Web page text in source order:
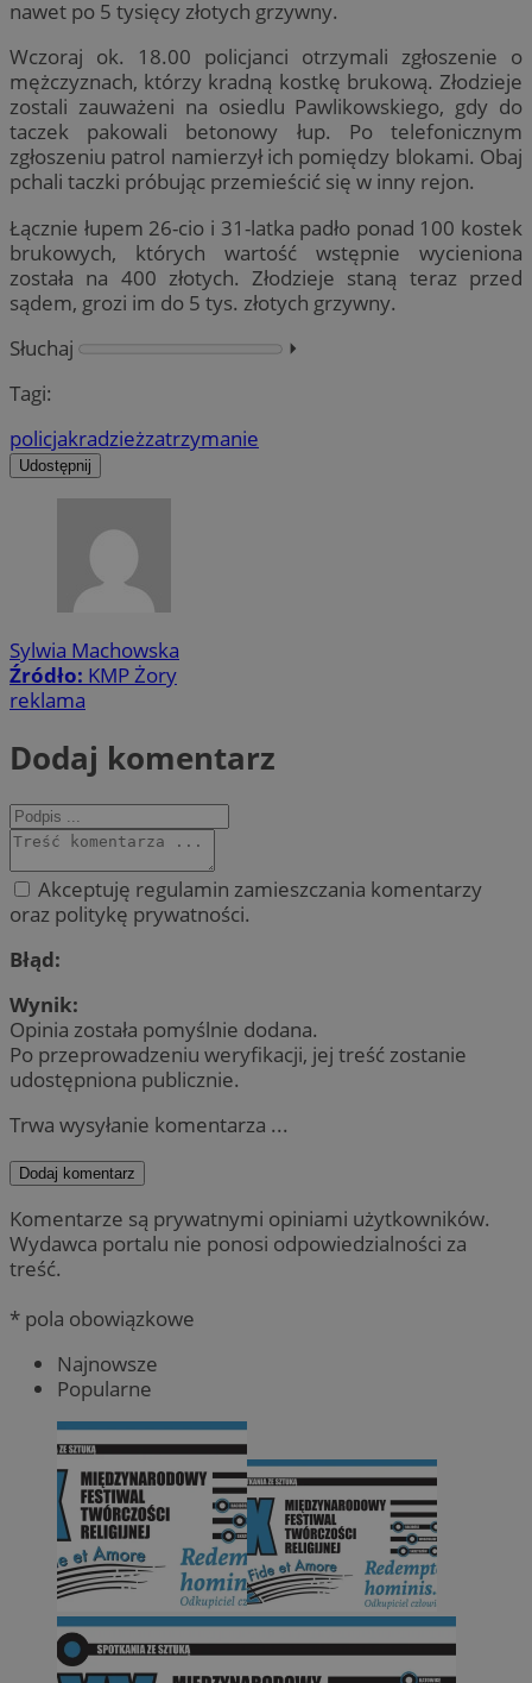
nawet po 5 tysięcy złotych grzywny.
Wczoraj ok. 18.00 policjanci otrzymali zgłoszenie o
mężczyznach, którzy kradną kostkę brukową. Złodzieje
zostali zauważeni na osiedlu Pawlikowskiego, gdy do
taczek pakowali betonowy łup. Po telefonicznym
zgłoszeniu patrol namierzył ich pomiędzy blokami. Obaj
pchali taczki próbując przemieścić się w inny rejon.
Łącznie łupem 26-cio i 31-latka padło ponad 100 kostek
brukowych, których wartość wstępnie wycieniona
została na 400 złotych. Złodzieje staną teraz przed
sądem, grozi im do 5 tys. złotych grzywny.
Słuchaj
⏵︎
Tagi:
policjakradzieżzatrzymanie
Udostępnij
Sylwia Machowska
Źródło: KMP Żory
reklama
Dodaj komentarz
Akceptuję regulamin zamieszczania komentarzy
oraz politykę prywatności.
Błąd:
Wynik:
Opinia została pomyślnie dodana.
Po przeprowadzeniu weryfikacji, jej treść zostanie
udostępniona publicznie.
Trwa wysyłanie komentarza ...
Dodaj komentarz
Komentarze są prywatnymi opiniami użytkowników.
Wydawca portalu nie ponosi odpowiedzialności za
treść.
* pola obowiązkowe
Najnowsze
Popularne